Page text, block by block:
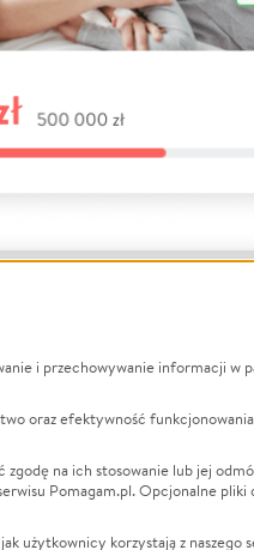
LGBTQ+
Powódź
Wichura
i przechowywanie informacji w
oraz efektywność
na ich stosowanie lub jej
Pomagam.pl. Opcjonalne pliki
użytkownicy korzystają z naszego